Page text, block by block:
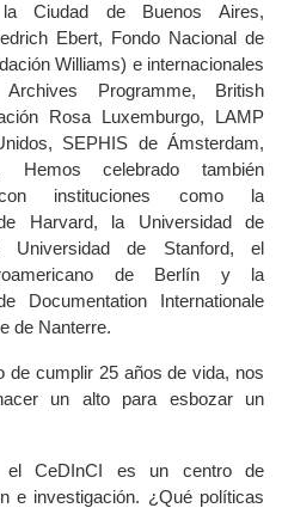
Ciudad de Buenos Aires,
Ebert, Fondo Nacional de
Williams) e internacionales
Archives Programme, British
ón Rosa Luxemburgo, LAMP
SEPHIS de Ámsterdam,
Hemos celebrado también
instituciones como la
Harvard, la Universidad de
Universidad de Stanford, el
de Berlín y la
Documentation Internationale
de Nanterre.
de cumplir 25 años de vida, nos
un alto para esbozar un
CeDInCI es un centro de
e investigación. ¿Qué políticas